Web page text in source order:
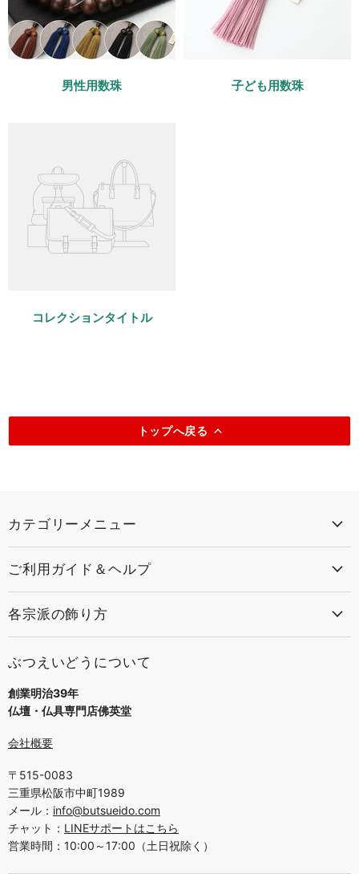
男性用数珠 子ども用数珠
コレクションタイトル
トップへ戻る
カテゴリーメニュー
ご利用ガイド＆ヘルプ
各宗派の飾り方
ぶつえいどうについて
創業明治39年
仏壇・仏具専門店佛英堂
会社概要
〒515-0083
三重県松阪市中町1989
メール： info@butsueido.com
チャット： LINEサポートはこちら
営業時間：10:00～17:00（土日祝除く）